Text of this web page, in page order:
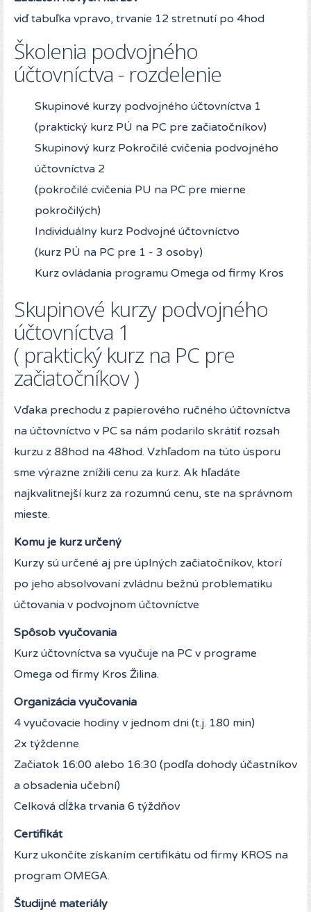
viď tabuľka vpravo, trvanie 12 stretnutí po 4hod
Školenia podvojného
účtovníctva - rozdelenie
Skupinové kurzy podvojného účtovníctva 1
(praktický kurz PÚ na PC pre začiatočníkov)
Skupinový kurz Pokročilé cvičenia podvojného
účtovníctva 2
(pokročilé cvičenia PU na PC pre mierne
pokročilých)
Individuálny kurz Podvojné účtovníctvo
(kurz PÚ na PC pre 1 - 3 osoby)
Kurz ovládania programu Omega od firmy Kros
Skupinové kurzy podvojného
účtovníctva 1
( praktický kurz na PC pre
začiatočníkov )
Vďaka prechodu z papierového ručného účtovníctva
na účtovníctvo v PC sa nám podarilo skrátiť rozsah
kurzu z 88hod na 48hod. Vzhľadom na túto úsporu
sme výrazne znížili cenu za kurz. Ak hľadáte
najkvalitnejší kurz za rozumnú cenu, ste na správnom
mieste.
Komu je kurz určený
Kurzy sú určené aj pre úplných začiatočníkov, ktorí
po jeho absolvovaní zvládnu bežnú problematiku
účtovania v podvojnom účtovníctve
Spôsob vyučovania
Kurz účtovníctva sa vyučuje na PC v programe
Omega od firmy Kros Žilina.
Organizácia vyučovania
4 vyučovacie hodiny v jednom dni (t.j. 180 min)
2x týždenne
Začiatok 16:00 alebo 16:30 (podľa dohody účastníkov
a obsadenia učební)
Celková dĺžka trvania 6 týždňov
Certifikát
Kurz ukončíte získaním certifikátu od firmy KROS na
program OMEGA.
Študijné materiály